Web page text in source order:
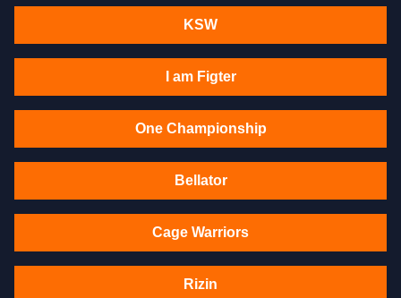
KSW
I am Figter
One Championship
Bellator
Cage Warriors
Rizin